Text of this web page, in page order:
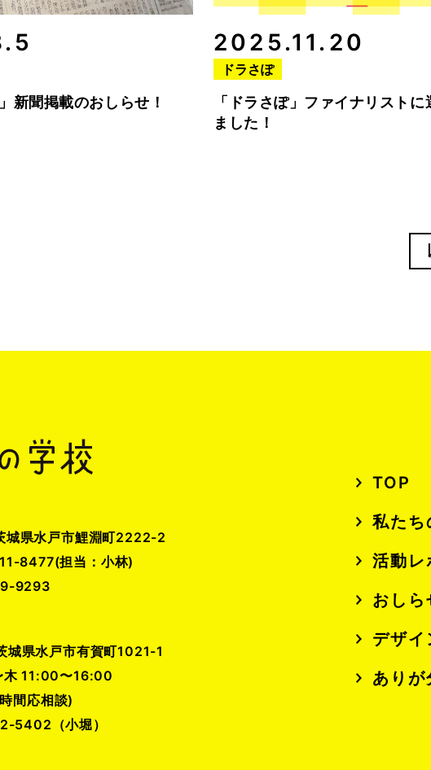
新聞掲載のおしらせ！
2025.11.20
ドラさぽ
「ドラさぽ」ファイナリストに
ました！
県水戸市鯉淵町2222-2
8477(担当：小林)
9293
県水戸市有賀町1021-1
木 11:00〜16:00
間応相談)
5402（小堀）
TOP
私たち
活動レ
おしら
デザイ
ありが